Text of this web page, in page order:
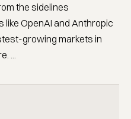
the sidelines
like OpenAI and Anthropic
growing markets in
...